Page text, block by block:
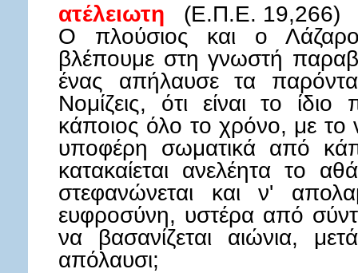
ατέλειωτη (Ε.Π.Ε. 19,266)
Ο πλούσιος και ο
βλέπουμε στη γνωστή
ένας απήλαυσε τα
Νομίζεις, ότι είναι το
κάποιος όλο το χρόνο, με
υποφέρη σωματικά από
κατακαίεται ανελέητα το
στεφανώνεται και ν'
ευφροσύνη, υστέρα από
να βασανίζεται αιώνια,
απόλαυσι;